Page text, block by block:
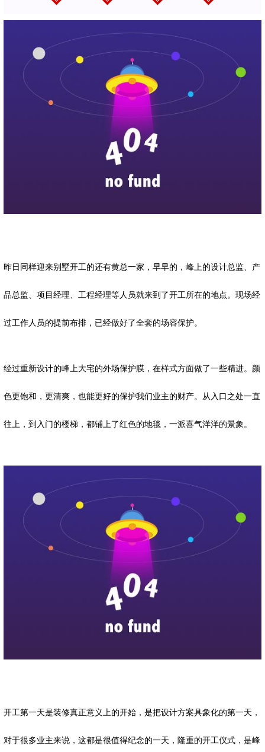
昨日同样迎来别墅开工的还有黄总一家，早早的，峰上的设计总监、产
品总监、项目经理、工程经理等人员就来到了开工所在的地点。现场经
过工作人员的提前布排，已经做好了全套的场容保护。
经过重新设计的峰上大宅的外场保护膜，在样式方面做了一些精进。颜
色更饱和，更清爽，也能更好的保护我们业主的财产。从入口之处一直
往上，到入门的楼梯，都铺上了红色的地毯，一派喜气洋洋的景象。
开工第一天是装修真正意义上的开始，是把设计方案具象化的第一天，
对于很多业主来说，这都是很值得纪念的一天，隆重的开工仪式，是峰